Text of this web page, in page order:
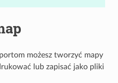
możesz tworzyć mapy
lub zapisać jako pliki